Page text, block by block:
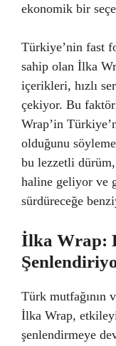
ekonomik bir
Türkiye’nin fast
sahip olan İlka
içerikleri, hızlı
çekiyor. Bu
Wrap’in
olduğunu
bu lezzetli
haline geliyor ve
sürdüreceğe
İlka Wrap:
Türk mutfağının
İlka Wrap,
şenlendirmeye